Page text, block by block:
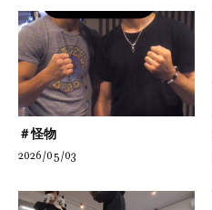
＃怪物
2026/05/03